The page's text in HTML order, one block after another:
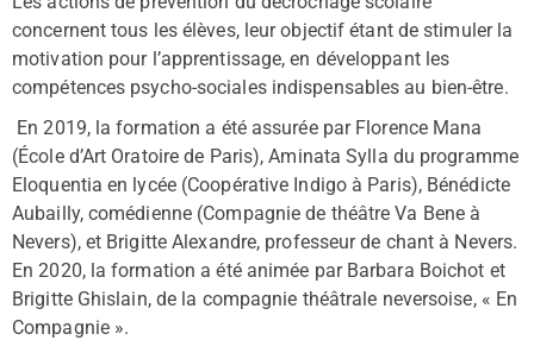
concernent tous les élèves, leur objectif étant de stimuler la
motivation pour l’apprentissage, en développant les
compétences psycho-sociales indispensables au bien-être.
En 2019, la formation a été assurée par Florence Mana
(École d’Art Oratoire de Paris), Aminata Sylla du programme
Eloquentia en lycée (Coopérative Indigo à Paris), Bénédicte
Aubailly, comédienne (Compagnie de théâtre Va Bene à
Nevers), et Brigitte Alexandre, professeur de chant à Nevers.
En 2020, la formation a été animée par Barbara Boichot et
Brigitte Ghislain, de la compagnie théâtrale neversoise, « En
Compagnie ».